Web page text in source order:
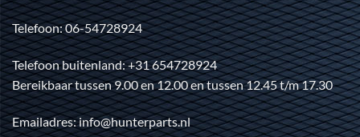
Telefoon: 06-54728924
Telefoon buitenland: +31 654728924
Bereikbaar tussen 9.00 en 12.00 en tussen 12.45 t/m 17.30
Emailadres: info@hunterparts.nl